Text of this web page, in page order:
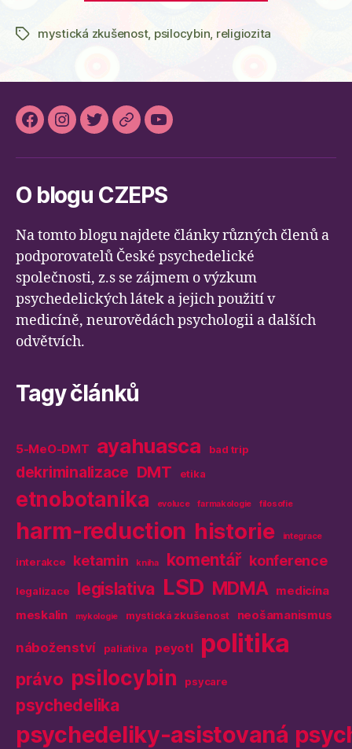
českých
Štítkymystická zkušenost, psilocybin, religiozita
FacebookInstagram
TwitterSlidesliveYoutube
O blogu CZEPS
Na tomto blogu najdete články různých členů a
podporovatelů České psychedelické
společnosti, z.s se zájmem o výzkum
psychedelických látek a jejich použití v
medicíně, neurovědách psychologii a dalších
odvětvích.
Tagy článků
5-MeO-DMT ayahuasca bad trip
dekriminalizace DMT etika
etnobotanika evoluce farmakologie filosofie
harm-reduction historie integrace
interakce ketamin kniha komentář konference
legalizace legislativa LSD MDMA medicína
meskalin
mykologie mystická zkušenost neošamanismus
náboženství paliativa peyotl politika
právo psilocybin psycare
psychedelika
psychedeliky-asistovaná